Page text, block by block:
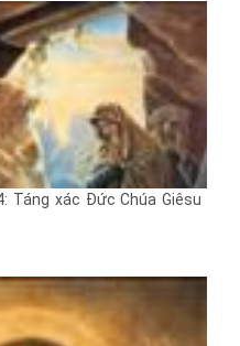
Táng xác Đức Chúa Giêsu